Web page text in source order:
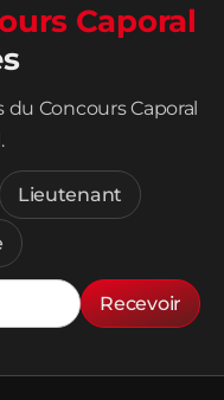
Caporal
Concours Caporal
Lieutenant
Recevoir